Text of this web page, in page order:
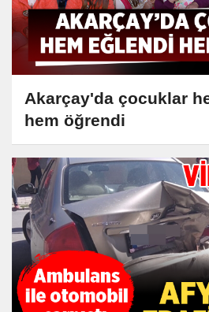
Akarçay'da çocuklar
hem öğrendi